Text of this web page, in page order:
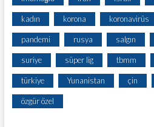
kadın korona koronavirüs
pandemi rusya salgın
suriye süper lig tbmm
türkiye Yunanistan çin
özgür özel